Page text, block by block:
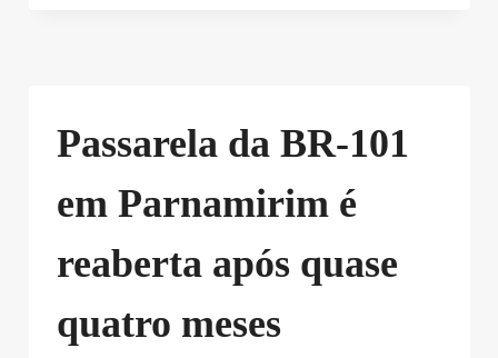
Passarela da BR-101
em Parnamirim é
reaberta após quase
quatro meses